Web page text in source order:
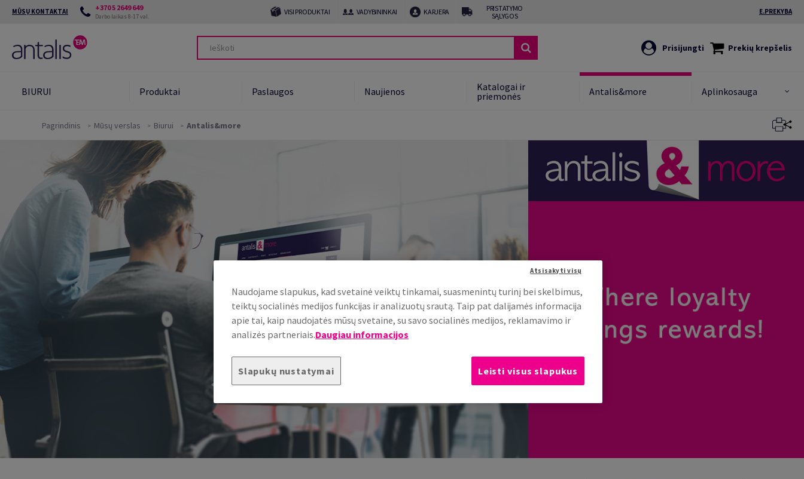
MŪSŲ KONTAKTAI +370 5 2649 649
Darbo laikas 8-17 val. VISI PRODUKTAI VADYBININKAI KARJERA
PRISTATYMO
SĄLYGOS
E.PREKYBA
Prisijungti Prekių krepšelis
BIURUI Produktai Paslaugos Naujienos
Katalogai ir
priemonės
Antalis&more Aplinkosauga
Mūsų įsipareigojimai
Green Star System -
popieriaus tvarumo
įvertinimas
Tvarūs popieriaus produktai
Pagrindinis Mūsų verslas Biurui Antalis&more
Naudojame slapukus, kad svetainė veiktų tinkamai, suasmenintų turinį bei skelbimus,
teiktų socialinės medijos funkcijas ir analizuotų srautą. Taip pat dalijamės informacija
apie tai, kaip naudojatės mūsų svetaine, su savo socialinės medijos, reklamavimo ir
analizės partneriais.Daugiau informacijos
Slapukų nustatymai
Atsisakyti visų
Leisti visus slapukus